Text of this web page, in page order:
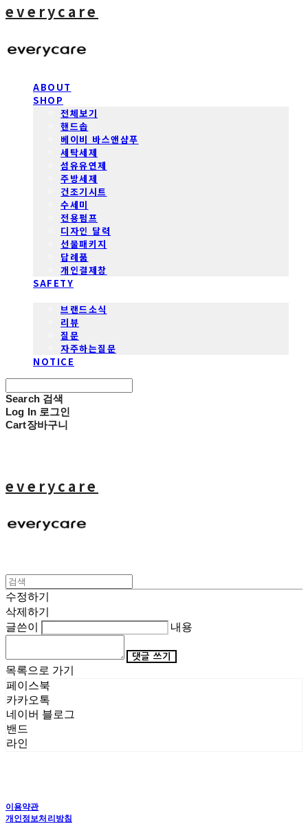
everycare
ABOUT
SHOP
전체보기
핸드솝
베이비 바스앤샴푸
세탁세제
섬유유연제
주방세제
건조기시트
수세미
전용펌프
디자인 달력
선물패키지
답례품
개인결제창
SAFETY
브랜드소식
리뷰
질문
자주하는질문
NOTICE
Search 검색
Log In 로그인
Cart장바구니
everycare
수정하기
삭제하기
글쓴이
내용
댓글 쓰기
목록으로 가기
페이스북
카카오톡
네이버 블로그
밴드
라인
이용약관
개인정보처리방침